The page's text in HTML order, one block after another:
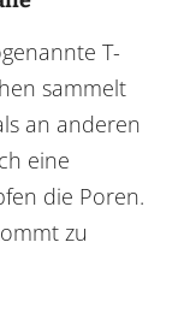
T-
sammelt
an anderen
eine
die Poren.
zu